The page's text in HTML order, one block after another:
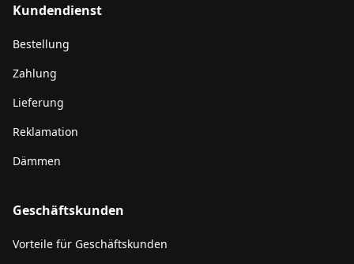
Kundendienst
Bestellung
Zahlung
Lieferung
Reklamation
Dämmen
Geschäftskunden
Vorteile für Geschäftskunden